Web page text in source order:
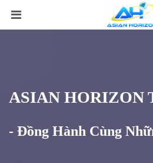
ASIAN HORIZON
- Đồng Hành Cùng